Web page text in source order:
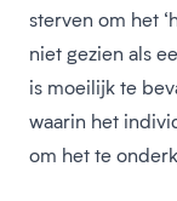
sterven om het
niet gezien als
is moeilijk te
waarin het
om het te